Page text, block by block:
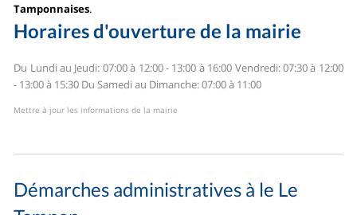
Tamponnaises.
Horaires d'ouverture de la mairie
Du Lundi au Jeudi: 07:00 à 12:00 - 13:00 à 16:00 Vendredi: 07:30 à 12:00
- 13:00 à 15:30 Du Samedi au Dimanche: 07:00 à 11:00
Mettre à jour les informations de la mairie
Démarches administratives à le Le